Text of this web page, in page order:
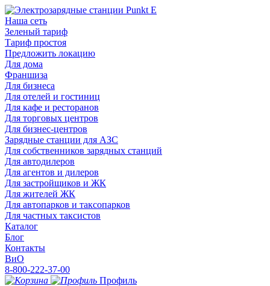
Наша сеть
Зеленый тариф
Тариф простоя
Предложить локацию
Для дома
Франшиза
Для бизнеса
Для отелей и гостиниц
Для кафе и ресторанов
Для торговых центров
Для бизнес-центров
Зарядные станции для АЗС
Для собственников зарядных станций
Для автодилеров
Для агентов и дилеров
Для застройщиков и ЖК
Для жителей ЖК
Для автопарков и таксопарков
Для частных таксистов
Каталог
Блог
Контакты
ВиО
8-800-222-37-00
Профиль